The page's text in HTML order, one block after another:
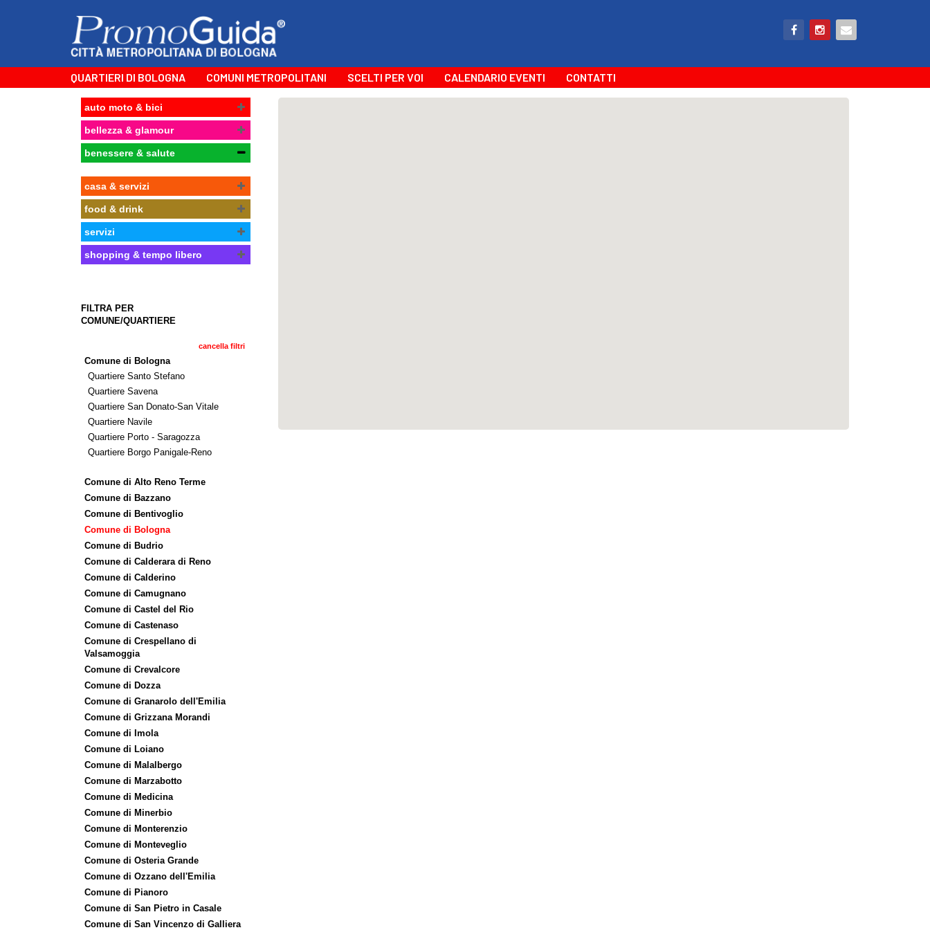
QUARTIERI DI BOLOGNA COMUNI METROPOLITANI SCELTI PER VOI CALENDARIO EVENTI CONTATTI
auto moto & bici
bellezza & glamour
benessere & salute
casa & servizi
food & drink
servizi
shopping & tempo libero
FILTRA PER
COMUNE/QUARTIERE
cancella filtri
Comune di Bologna
Quartiere Santo Stefano
Quartiere Savena
Quartiere San Donato-San Vitale
Quartiere Navile
Quartiere Porto - Saragozza
Quartiere Borgo Panigale-Reno
Comune di Alto Reno Terme
Comune di Bazzano
Comune di Bentivoglio
Comune di Bologna
Comune di Budrio
Comune di Calderara di Reno
Comune di Calderino
Comune di Camugnano
Comune di Castel del Rio
Comune di Castenaso
Comune di Crespellano di
Valsamoggia
Comune di Crevalcore
Comune di Dozza
Comune di Granarolo dell'Emilia
Comune di Grizzana Morandi
Comune di Imola
Comune di Loiano
Comune di Malalbergo
Comune di Marzabotto
Comune di Medicina
Comune di Minerbio
Comune di Monterenzio
Comune di Monteveglio
Comune di Osteria Grande
Comune di Ozzano dell'Emilia
Comune di Pianoro
Comune di San Pietro in Casale
Comune di San Vincenzo di Galliera